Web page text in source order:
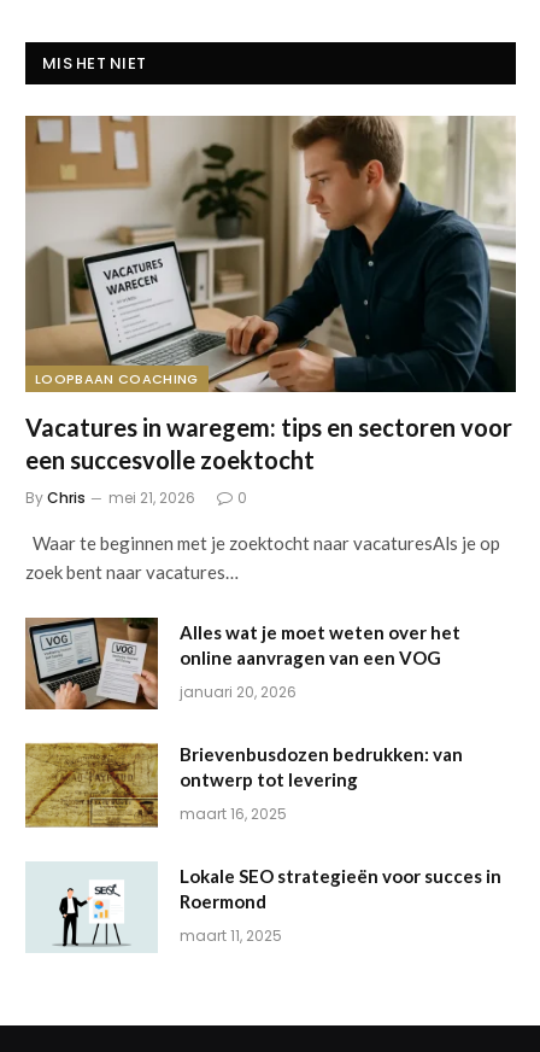
MIS HET NIET
LOOPBAAN COACHING
Vacatures in waregem: tips en sectoren voor
een succesvolle zoektocht
ByChris mei 21, 2026 0
Waar te beginnen met je zoektocht naar vacaturesAls je op
zoek bent naar vacatures…
Alles wat je moet weten over het
online aanvragen van een VOG
januari 20, 2026
Brievenbusdozen bedrukken: van
ontwerp tot levering
maart 16, 2025
Lokale SEO strategieën voor succes in
Roermond
maart 11, 2025